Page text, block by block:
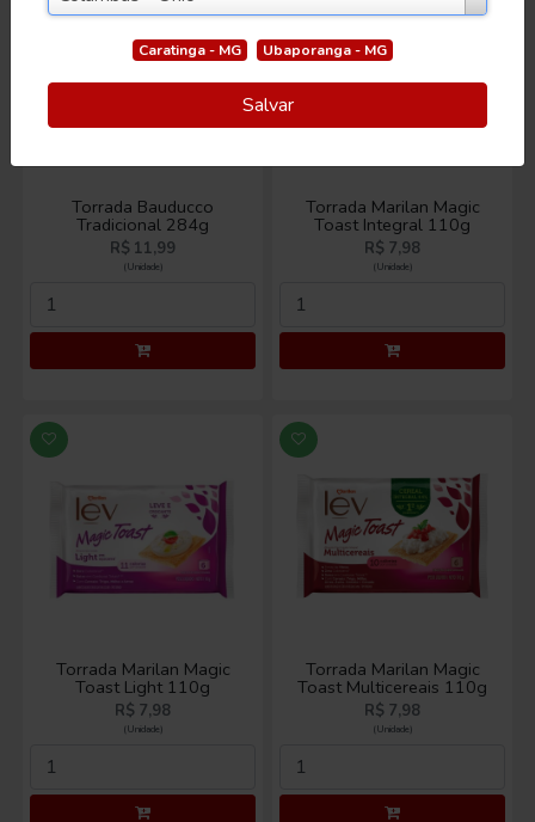
Torrada Bauducco
Tradicional 284g
R$ 11,99
(Unidade)
Torrada Marilan Magic
Toast Integral 110g
R$ 7,98
(Unidade)
Torrada Marilan Magic
Toast Light 110g
R$ 7,98
(Unidade)
Torrada Marilan Magic
Toast Multicereais 110g
R$ 7,98
(Unidade)
Caratinga - MG Ubaporanga - MG
Salvar